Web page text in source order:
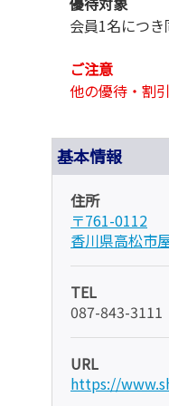
会員1名につ
ご注意
他の優待・割
基本情報
住所
〒761-0112
香川県高松市
TEL
087-843-3111
URL
https://